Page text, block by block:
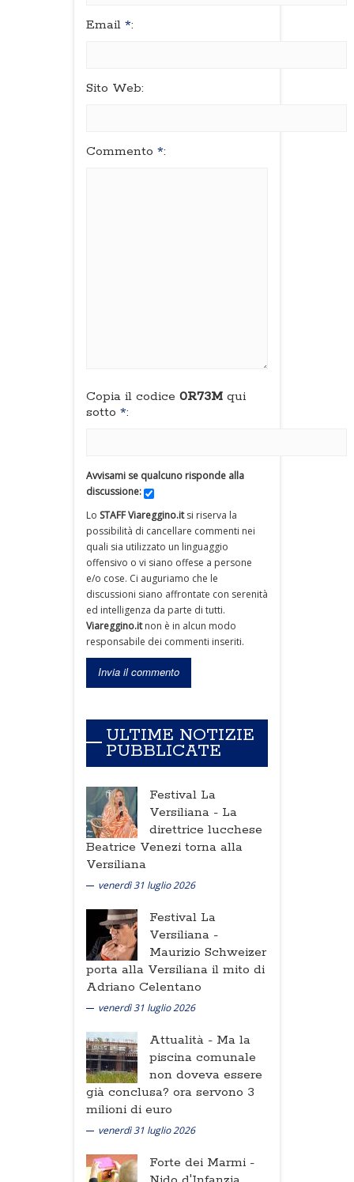
Email *:
Sito Web:
Commento *:
Copia il codice 0R73M qui
sotto *:
Avvisami se qualcuno risponde alla
discussione:
Lo STAFF Viareggino.itsi riserva la
possibilità di cancellare commenti nei
quali sia utilizzato un linguaggio
offensivo o vi siano offese a persone
e/o cose. Ci auguriamo che le
discussioni siano affrontate con serenità
ed intelligenza da parte di tutti.
Viareggino.itnon è in alcun modo
responsabile dei commenti inseriti.
ULTIME NOTIZIE
PUBBLICATE
Festival La
Versiliana - La
direttrice lucchese
Beatrice Venezi torna alla
Versiliana
venerdì 31 luglio 2026
Festival La
Versiliana -
Maurizio Schweizer
porta alla Versiliana il mito di
Adriano Celentano
venerdì 31 luglio 2026
Attualità - Ma la
piscina comunale
non doveva essere
già conclusa? ora servono 3
milioni di euro
venerdì 31 luglio 2026
Forte dei Marmi -